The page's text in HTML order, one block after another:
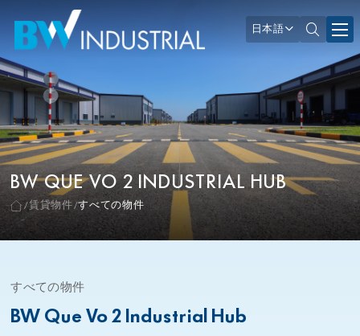
日本語
BW QUE VO 2 INDUSTRIAL HUB
賃貸物件 すべての物件
すべての物件
BW Que Vo 2 Industrial Hub